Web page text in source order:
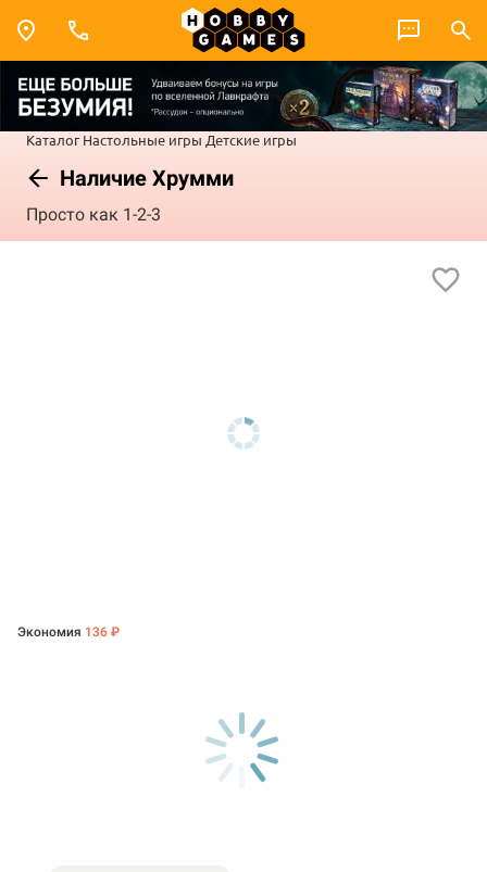
Каталог Настольные игры Детские игры
Наличие Хрумми
Просто как 1-2-3
Экономия 136 ₽